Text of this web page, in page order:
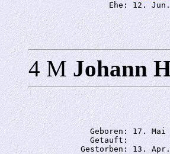
Ehe: 12.
4 MJohann
Geboren: 17.
             Getauft:
Gestorben: 13.